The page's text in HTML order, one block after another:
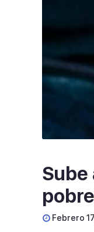
Sube
Febrero